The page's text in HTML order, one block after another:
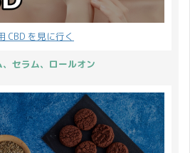
CBD を見に行く
、セラム、ロールオン